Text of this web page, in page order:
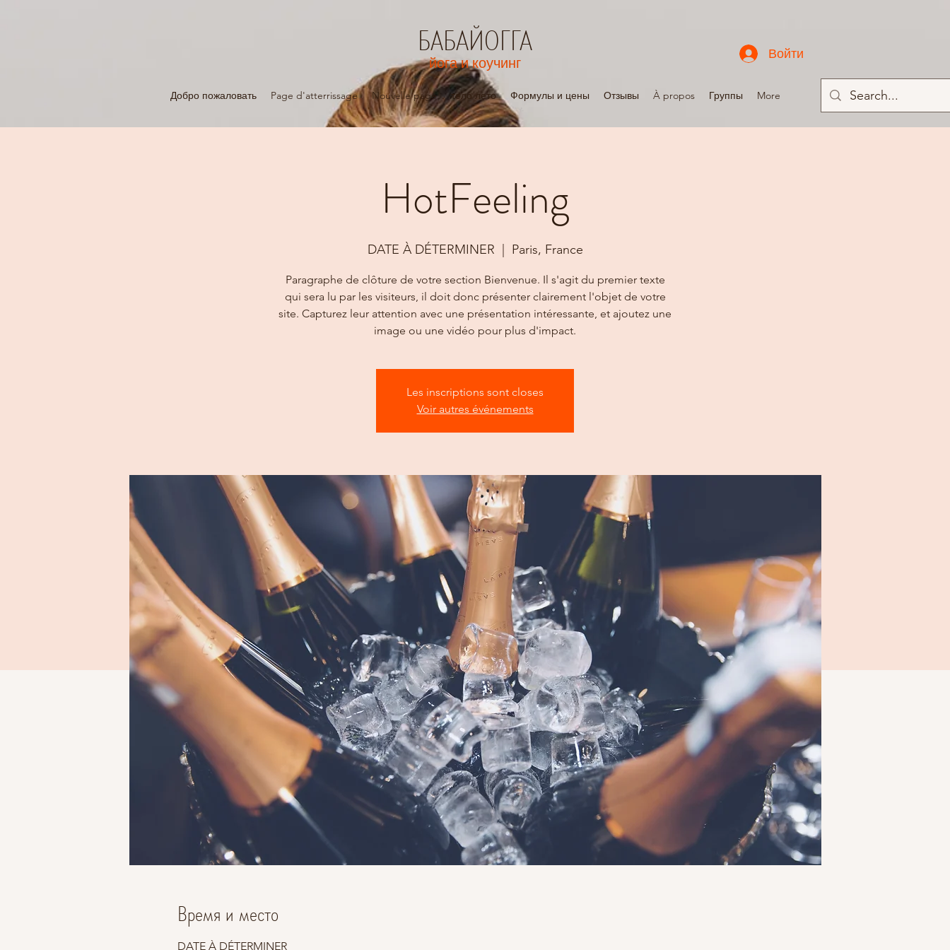
Добро пожаловать Page d'atterrissage Nouvelle page тело лето Формулы и цены Отзывы À propos Группы More
БАБАЙОГГА
йога и коучинг
Войти
HotFeeling
DATE À DÉTERMINER Paris, France
Paragraphe de clôture de votre section Bienvenue. Il s'agit du premier texte
qui sera lu par les visiteurs, il doit donc présenter clairement l'objet de votre
site. Capturez leur attention avec une présentation intéressante, et ajoutez une
image ou une vidéo pour plus d'impact.
Les inscriptions sont closes
Voir autres événements
Время и место
DATE À DÉTERMINER